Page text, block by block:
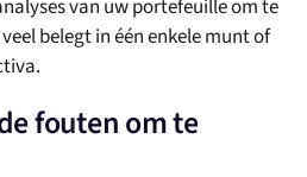
van uw portefeuille om te
belegt in één enkele munt of
fouten om te